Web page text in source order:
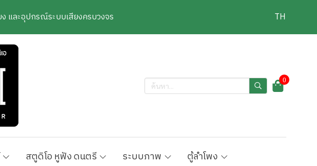
และอุปกรณ์ระบบเสียงครบวงจร TH
0
สตูดิโอ หูฟัง ดนตรี ระบบภาพ
ตู้ลำโพง